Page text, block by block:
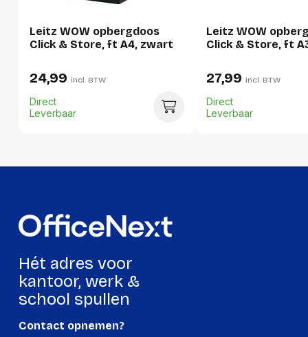
Breedte:
22 millimeter
Lengte:
354 millimeter
Gewicht:
432 gram
Hoogte:
357 millimeter
Gewicht:
Leitz WOW opbergdoos
Click & Store, ft A4, zwart
24,99 incl. BTW
Direct
Leverbaar
Leitz WOW
Click & Store, ft
27,99 incl. BTW
Direct
Leverbaar
Hét adres voor
kantoor, werk &
school spullen
Contact opnemen?